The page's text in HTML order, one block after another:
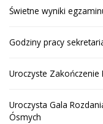
Świetne wyniki
Godziny pracy
Uroczyste Zakończenie
Uroczysta Gala
Ósmych